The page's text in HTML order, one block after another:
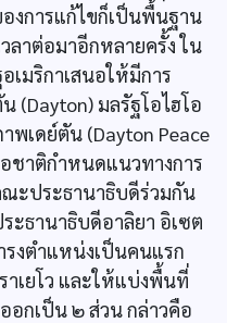
งการแก้ไขก็เป็นพื้นฐาน
ลาต่อมาอีกหลายครั้ง ใน
มริกาเสนอให้มีการ
(Dayton) มลรัฐโอไฮโอ
พเดย์ตัน (Dayton Peace
ชาติกำหนดแนวทางการ
ะประธานาธิบดีร่วมกัน
ะธานาธิบดีอาลิยา อิเซต
รงตำแหน่งเป็นคนแรก
เยโว และให้แบ่งพื้นที่
อกเป็น ๒ ส่วน กล่าวคือ